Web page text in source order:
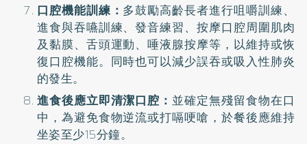
口腔機能訓練： 多鼓勵高齡長者進行咀嚼訓練、
進食與吞嚥訓練、發音練習、按摩口腔周圍肌肉
及黏膜、舌頭運動、唾液腺按摩等，以維持或恢
復口腔機能。同時也可以減少誤吞或吸入性肺炎
的發生。
進食後應立即清潔口腔：並確定無殘留食物在口
中，為避免食物逆流或打嗝哽嗆，於餐後應維持
坐姿至少15分鐘。